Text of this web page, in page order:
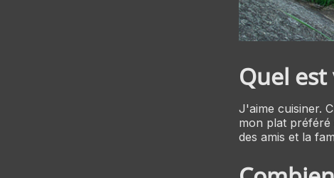
Quel
J'aime cuisiner.
mon plat
des amis et la